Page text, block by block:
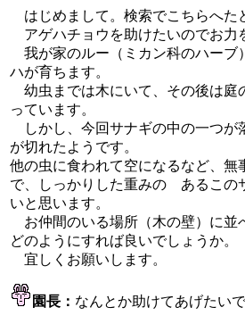
はじめまして。検索でこちらへた
アゲハチョウを助けたいのでお力
我が家のルー（ミカン科のハーブ
ハが育ちます。
幼虫までは木にいて、その後は庭
っています。
しかし、今回サナギの中の一つが
が切れたようです。
他の虫に食われて空になるなど、無
で、しっかりした重みの あるこの
いと思います。
お仲間のいる場所（木の壁）に並
どのようにすれば良いでしょうか。
宜しくお願いします。
園長： なんとか助けてあげたい